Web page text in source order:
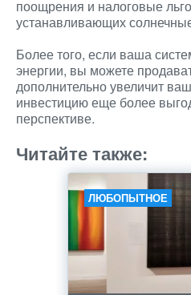
поощрения и налоговые
устанавливающих
Более того, если ваша
энергии, вы можете
дополнительно увеличит
инвестицию еще более
перспективе.
Читайте также:
ЛЮБОПЫТНОЕ